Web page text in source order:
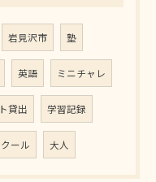
岩見沢市 塾
英語 ミニチャレ
貸出 学習記録
ール 大人